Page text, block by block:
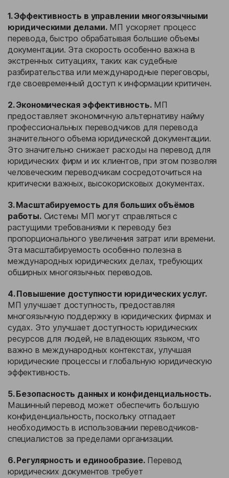
1. Эффективность в управлении многоязычными
юридическими делами.МП ускоряет процесс
перевода, быстро обрабатывая большие объемы
документации. Эта скорость особенно важна в
экстренных ситуациях, таких как судебные
разбирательства или международные переговоры,
где своевременный доступ к информации критичен.
2. Экономическая эффективность.МП
предоставляет экономичную альтернативу найму
профессиональных переводчиков для перевода
значительного объема юридической документации.
Это значительно снижает расходы на перевод для
юридических фирм и их клиентов, при этом позволяя
человеческим переводчикам сосредоточиться на
критически важных, высокорисковых документах.
3. Масштабируемость для больших объёмов
работы.Системы МП могут справляться с
растущими требованиями к переводу без
пропорционального увеличения затрат или времени.
Эта масштабируемость особенно полезна в
международных юридических делах, требующих
обширных многоязычных переводов.
4. Повышение доступности юридических услуг.
МП улучшает доступность, предоставляя
многоязычную поддержку в юридических фирмах и
судах. Это улучшает доступность юридических
ресурсов для людей, не владеющих языком, что
важно в международных контекстах, улучшая
юридические процессы и глобальную юридическую
эффективность.
5. Безопасность данных и конфиденциальность.
Машинный перевод может обеспечить большую
конфиденциальность, поскольку отпадает
необходимость в использовании переводчиков-
специалистов за пределами организации.
6. Регулярность и единообразие.Перевод
юридических документов требует